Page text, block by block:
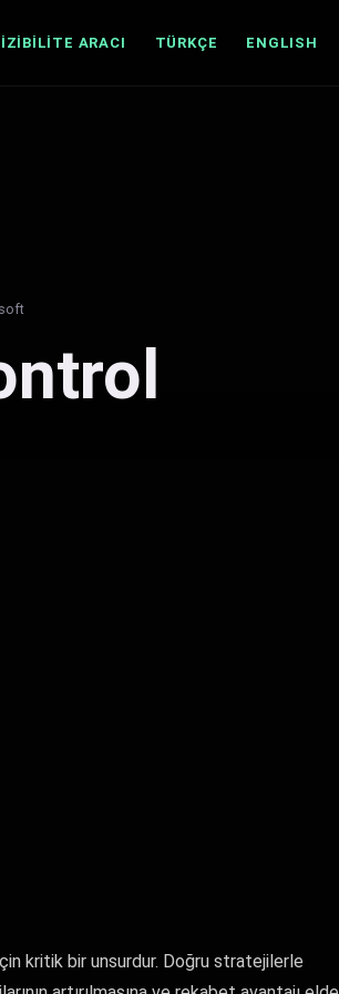
ARACI TÜRKÇE ENGLISH
soft
kritik bir unsurdur. Doğru stratejilerle